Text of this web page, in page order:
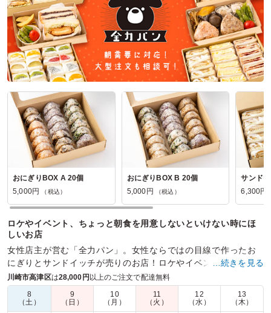
（あまり役に立ってなさそう）で納品して、鮮度保持の経費
削減をしているのかな？と思います。
ご利用シーン：会議・セミナー›
会議
参加者の年齢：60代以上
神奈川県川崎市高津区新作2024/07/30
梅の花レストラン(関東)の口コミをもっと見る
おにぎりBOX A 20個
5,000円
（税込）
おにぎりBOX B 20個
5,000円
（税込）
サンド
6,300円
ロケやイベント、ちょっと朝食を用意しないといけない時にほ
しいお店
女性店主が営む「全力パン」。女性ならではの目線で作ったお
にぎりとサンドイッチが売りのお店！ロケやイベントでかなり
重宝されるお店
商品数： 締切日時： 2日前12:00 価格帯：
540円～950円
配達時間：
5:30～18:00
…続きを見る
川崎市高津区は28,000円 以上のご注文で配達無料
8
（土）
9
（日）
10
（月）
11
（火）
12
（水）
13
（木）